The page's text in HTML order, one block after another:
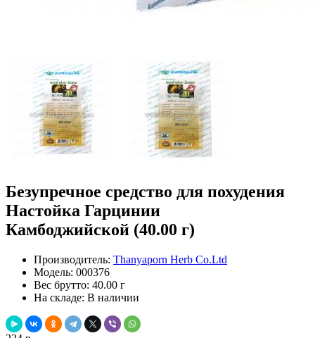
Безупречное средство для похудения
Настойка Гарцинии
Камбоджийской (40.00 г)
Производитель: Thanyaporn Herb Co.Ltd
Модель: 000376
Вес брутто: 40.00 г
На складе: В наличии